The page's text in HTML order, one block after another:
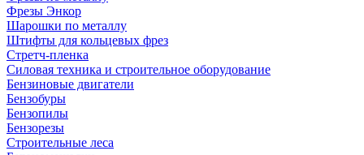
Фрезы Энкор
Шарошки по металлу
Штифты для кольцевых фрез
Стретч-пленка
Силовая техника и строительное оборудование
Бензиновые двигатели
Бензобуры
Бензопилы
Бензорезы
Строительные леса